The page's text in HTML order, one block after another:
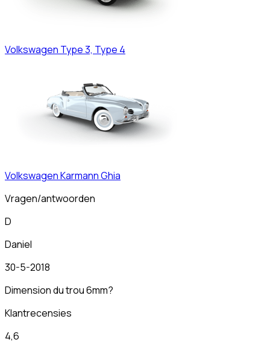
Volkswagen Type 3, Type 4
VolkswagenKarmann Ghia
Vragen/antwoorden
D
Daniel
30-5-2018
Dimension du trou 6mm?
Klantrecensies
4,6